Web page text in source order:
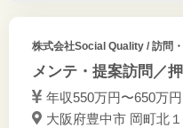
株式会社Social Quality/ 訪問
メンテ・提案訪問／
年収550万円〜650万円
大阪府豊中市 岡町北